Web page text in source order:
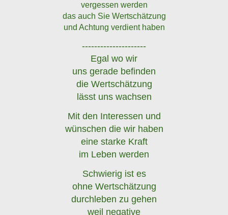
vergessen werden
das auch Sie Wertschätzung
und Achtung verdient haben
---------------------
Egal wo wir
uns gerade befinden
die Wertschätzung
lässt uns wachsen
Mit den Interessen und
wünschen die wir haben
eine starke Kraft
im Leben werden
Schwierig ist es
ohne Wertschätzung
durchleben zu gehen
weil negative